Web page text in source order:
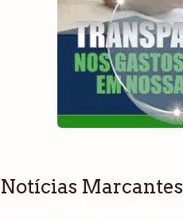
Notícias Marcantes